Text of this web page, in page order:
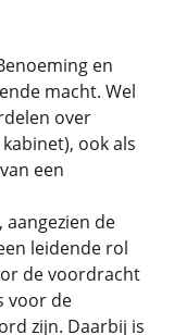
en
macht. Wel
over
ook als
een
de
leidende rol
de voordracht
voor de
zijn. Daarbij is